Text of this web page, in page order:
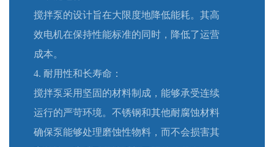
搅拌泵的设计旨在大限度地降低能耗。其高
效电机在保持性能标准的同时，降低了运营
成本。
4. 耐用性和长寿命：
搅拌泵采用坚固的材料制成，能够承受连续
运行的严苛环境。不锈钢和其他耐腐蚀材料
确保泵能够处理磨蚀性物料，而不会损害其